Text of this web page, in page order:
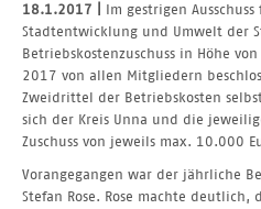
18.1.2017 |
Im gestrigen
Stadtentwicklung und Umwelt der
Betriebskostenzuschuss in Höhe
2017 von allen Mitgliedern
Zweidrittel der Betriebskosten
sich der Kreis Unna und die
Zuschuss von jeweils max. 10.000
Vorangegangen war der jährliche
Stefan Rose. Rose machte